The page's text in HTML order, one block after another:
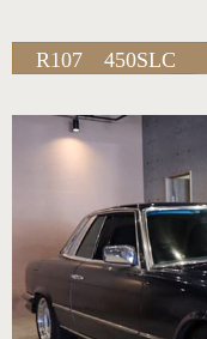
R107 450SLC